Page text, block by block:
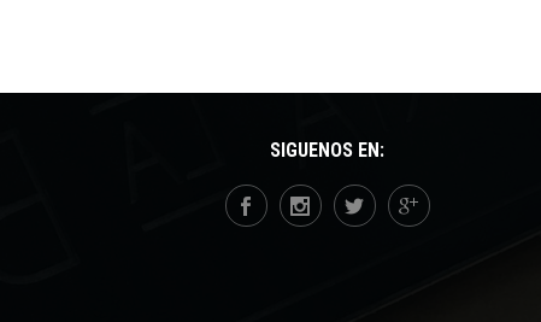
SÍGUENOS EN: